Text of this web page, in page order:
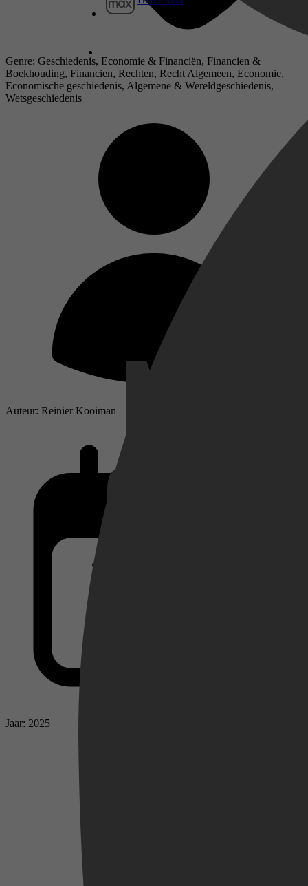
Genre: Geschiedenis, Economie & Financiën, Financien &
Boekhouding, Financien, Rechten, Recht Algemeen, Economie,
Economische geschiedenis, Algemene & Wereldgeschiedenis,
Wetsgeschiedenis
Auteur: Reinier Kooiman
Jaar: 2025